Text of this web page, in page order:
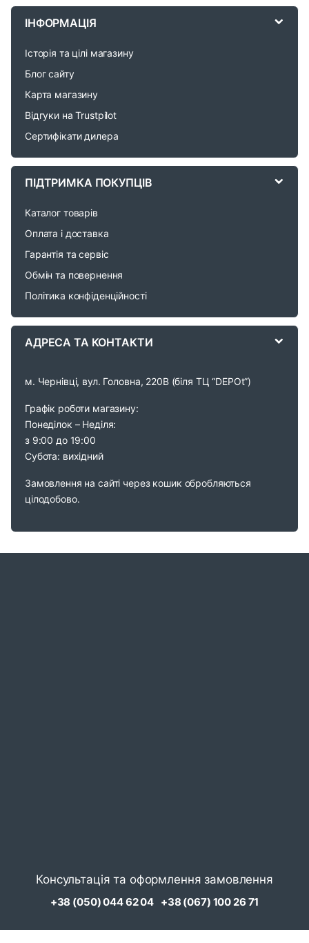
C
ІНФОРМАЦІЯ
Історія та цілі магазину
Блог сайту
Карта магазину
Відгуки на Trustpilot
Сертифікати дилера
ПІДТРИМКА ПОКУПЦІВ
Каталог товарів
Оплата і доставка
Гарантія та сервіс
Обмін та повернення
Політика конфіденційності
АДРЕСА ТА КОНТАКТИ
м. Чернівці, вул. Головна, 220В (біля ТЦ “DEPOt”)
Графік роботи магазину:
Понеділок – Неділя:
з 9:00 до 19:00
Субота: вихідний
Замовлення на сайті через кошик обробляються
цілодобово.
Консультація та оформлення замовлення
+38 (050) 044 62 04 +38 (067) 100 26 71